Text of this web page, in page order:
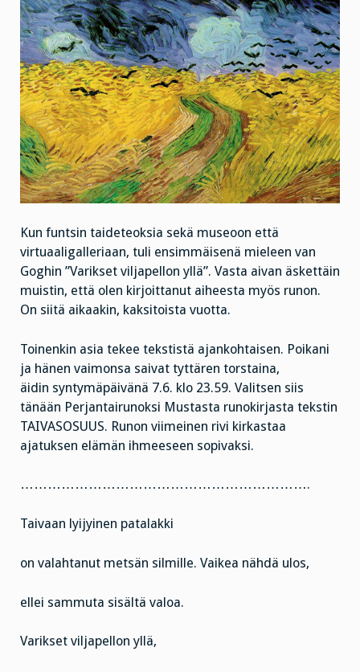
Kun funtsin taideteoksia sekä museoon että
virtuaaligalleriaan, tuli ensimmäisenä mieleen van
Goghin ”Varikset viljapellon yllä”. Vasta aivan äskettäin
muistin, että olen kirjoittanut aiheesta myös runon.
On siitä aikaakin, kaksitoista vuotta.
Toinenkin asia tekee tekstistä ajankohtaisen. Poikani
ja hänen vaimonsa saivat tyttären torstaina,
äidin syntymäpäivänä 7.6. klo 23.59. Valitsen siis
tänään Perjantairunoksi Mustasta runokirjasta tekstin
TAIVASOSUUS. Runon viimeinen rivi kirkastaa
ajatuksen elämän ihmeeseen sopivaksi.
……………………………………………………….
Taivaan lyijyinen patalakki
on valahtanut metsän silmille. Vaikea nähdä ulos,
ellei sammuta sisältä valoa.
Varikset viljapellon yllä,